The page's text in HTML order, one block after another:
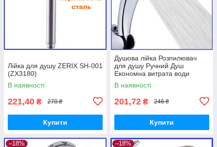
Лійка для душу ZERIX SH-001
(ZX3180)
В наявності
221,40 ₴ 270 ₴
Купити
Душова лійка Розпилювач
для душу Ручний Душ
Економна витрата води
ZERIX SH-52
В наявності
201,72 ₴ 246 ₴
Купити
–18% –18%